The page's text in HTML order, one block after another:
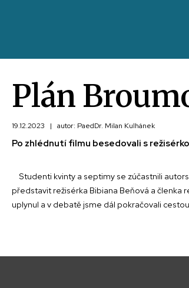
Plán
19.12.2023 | autor: PaedDr. Milan Kulhánek
Po zhlédnutí filmu besedovali s
Studenti kvinty a septimy se zúčastnili
představit režisérka Bibiana Beňová a členka
uplynul a v debatě jsme dál pokračovali
Klára